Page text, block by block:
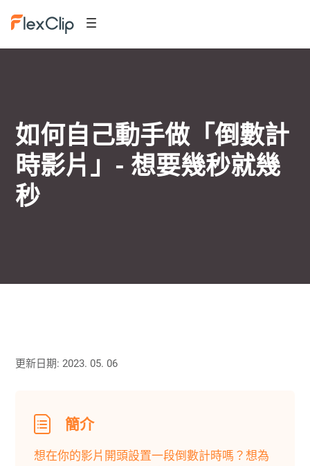
如何自己動手做「倒數計
時影片」- 想要幾秒就幾
秒
更新日期: 2023. 05. 06
簡介
想在你的影片開頭設置一段倒數計時嗎？想為